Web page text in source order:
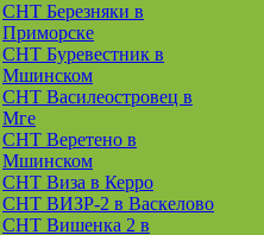
СНТ Березняки в
Приморске
СНТ Буревестник в
Мшинском
СНТ Василеостровец в
Мге
СНТ Веретено в
Мшинском
СНТ Виза в Керро
СНТ ВИЗР-2 в Васкелово
СНТ Вишенка 2 в